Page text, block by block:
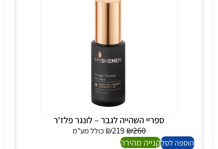
ספריי השהייה לגבר – לונגר פלז'ר
₪260
₪219
כולל מע"מ
הוספה לסלקנייה מהירה